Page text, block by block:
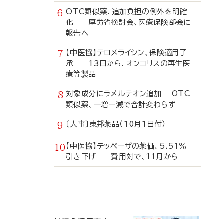
OTC類似薬、追加負担の例外を明確
化 厚労省検討会、医療保険部会に
報告へ
【中医協】テロメライシン、保険適用了
承 13日から、オンコリスの再生医
療等製品
対象成分にラメルテオン追加 OTC
類似薬、一増一減で合計変わらず
〔人事〕東邦薬品（10月1日付）
【中医協】テッペーザの薬価、5.51％
引き下げ 費用対で、11月から